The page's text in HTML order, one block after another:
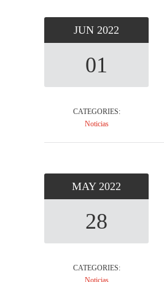
JUN 2022
01
CATEGORIES:
Noticias
MAY 2022
28
CATEGORIES:
Noticias